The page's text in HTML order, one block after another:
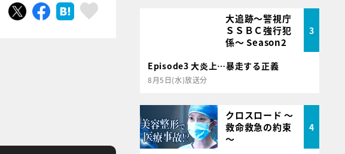
ツイートシェア はてブ
大追跡～警視庁
ＳＳＢＣ強行犯
係～ Season2
3
Episode3 大炎上…暴走する正義
8月5日(水)放送分
クロスロード ～
救命救急の約束
～
4